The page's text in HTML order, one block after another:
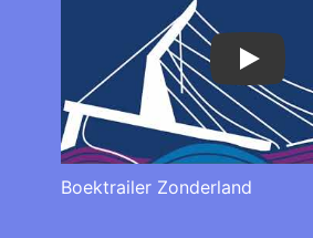
Play
Boektrailer Zonderland